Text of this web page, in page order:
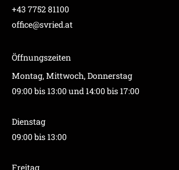
+43 7752 81100
office@svried.at
Öffnungszeiten
Montag, Mittwoch, Donnerstag
09:00 bis 13:00 und 14:00 bis 17:00
Dienstag
09:00 bis 13:00
Freitag